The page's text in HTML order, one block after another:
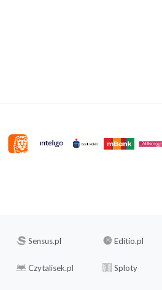
Sensus.pl Editio.pl
Czytalisek.pl Sploty